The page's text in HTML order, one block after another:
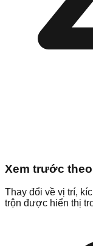
Xem trước
Thay đổi về vị trí,
trộn được hiển thị